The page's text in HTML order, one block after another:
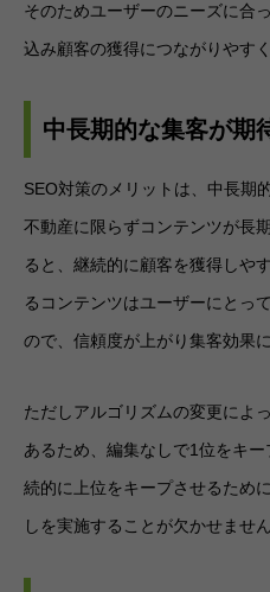
そのためユーザーのニーズに合
込み顧客の獲得につながりやす
中長期的な集客が期
SEO対策のメリットは、中長期
不動産に限らずコンテンツが長
ると、継続的に顧客を獲得しや
るコンテンツはユーザーにとっ
ので、信頼度が上がり集客効果
ただしアルゴリズムの変更によ
あるため、編集なしで1位をキ
続的に上位をキープさせるため
しを実施することが欠かせません